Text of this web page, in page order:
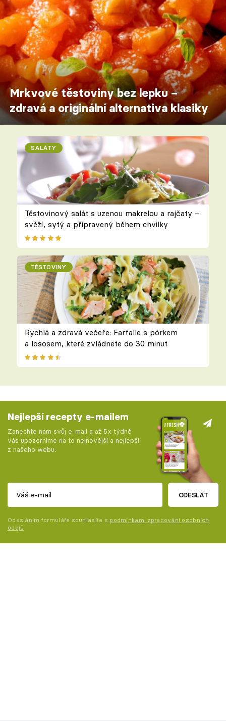
Mrkvové těstoviny bez lepku –
zdravá a originální alternativa klasiky
SALÁTY
Těstovinový salát s uzenou makrelou a rajčaty –
svěží, sytý a připravený během chvilky
TĚSTOVINY
Rychlá a zdravá večeře: Farfalle s pórkem
a lososem, které zvládnete do 30 minut
Nejlepší recepty e-mailem
Zanechte nám svůj e-mail a až 5x týdně
vás upozorníme na to nejnovější a nejlepší
z našeho webu.
ODESLAT
Odesláním formuláře souhlasíte s podmínkami zpracování osobních
údajů